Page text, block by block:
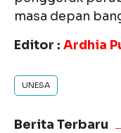
masa depan
Editor : Ardhia
UNESA
Berita Terbaru